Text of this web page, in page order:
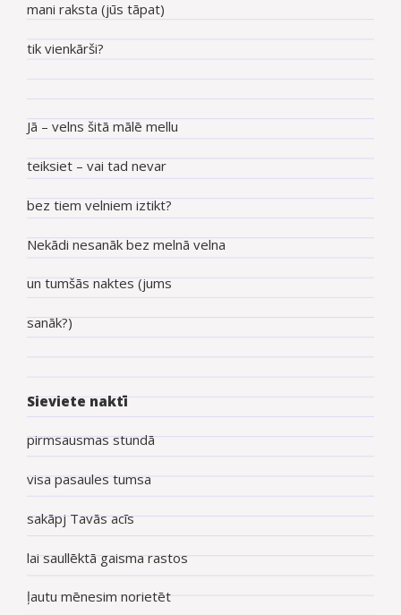
mani raksta (jūs tāpat)
tik vienkārši?
Jā – velns šitā mālē mellu
teiksiet – vai tad nevar
bez tiem velniem iztikt?
Nekādi nesanāk bez melnā velna
un tumšās naktes (jums
sanāk?)
Sieviete naktī
pirmsausmas stundā
visa pasaules tumsa
sakāpj Tavās acīs
lai saullēktā gaisma rastos
ļautu mēnesim norietēt